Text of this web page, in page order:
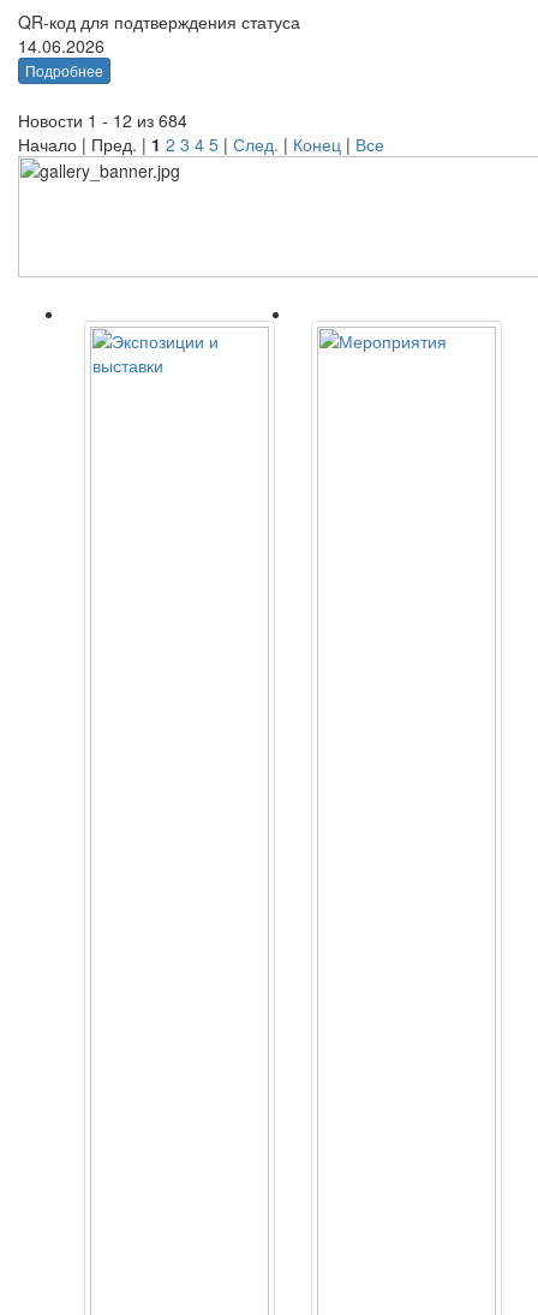
QR-код для подтверждения статуса
14.06.2026
Подробнее
Новости 1 - 12 из 684
Начало | Пред. | 1 2 3 4 5 | След. | Конец | Все